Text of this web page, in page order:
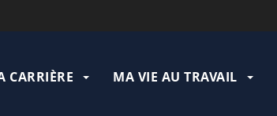
CARRIÈRE MA VIE AU TRAVAIL